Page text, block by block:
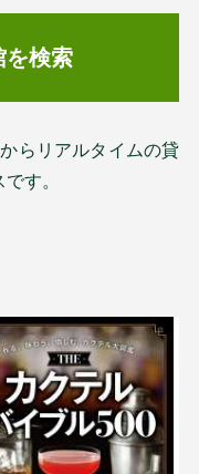
を検索
らリアルタイムの貸
す。